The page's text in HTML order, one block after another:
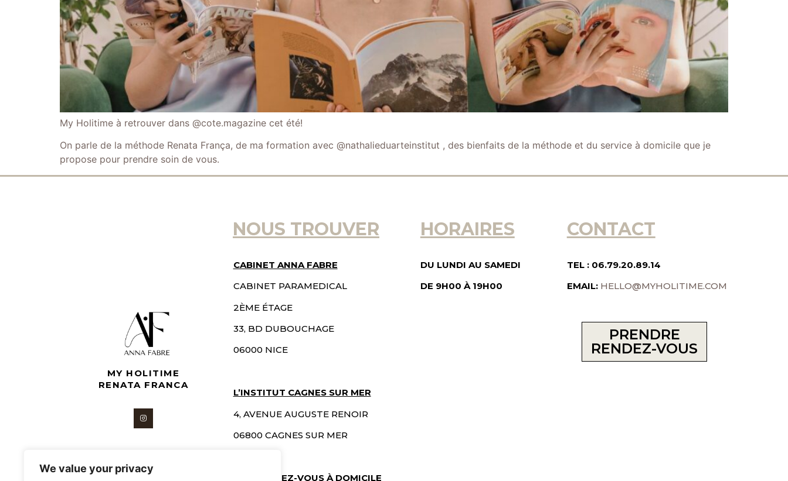
We value your privacy
My Holitime à retrouver dans @cote.magazine cet été!
On parle de la méthode Renata França, de ma formation avec @nathalieduarteinstitut , des bienfaits de la méthode et du service à domicile que je
propose pour prendre soin de vous.
MY HOLITIME
RENATA FRANCA
NOUS TROUVER
CABINET ANNA FABRE
CABINET PARAMEDICAL
2ÈME ÉTAGE
33, BD DUBOUCHAGE
06000 NICE
L’INSTITUT CAGNES SUR MER
4, AVENUE AUGUSTE RENOIR
06800 CAGNES SUR MER
SUR RENDEZ-VOUS À DOMICILE
HORAIRES
DU LUNDI AU SAMEDI
DE 9H00 À 19H00
CONTACT
TEL :06.79.20.89.14
EMAIL: HELLO@MYHOLITIME.COM
PRENDRE
RENDEZ-VOUS